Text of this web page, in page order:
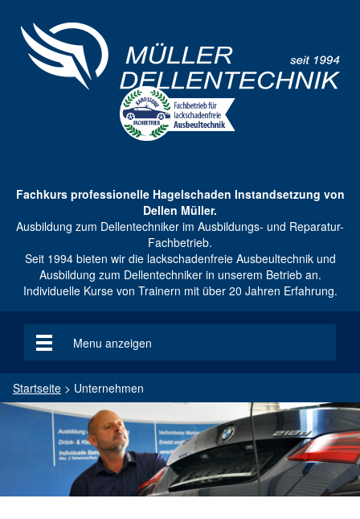
Fachkurs professionelle Hagelschaden Instandsetzung von
Dellen Müller.
Ausbildung zum Dellentechniker im Ausbildungs- und Reparatur-
Fachbetrieb.
Seit 1994 bieten wir die lackschadenfreie Ausbeultechnik und
Ausbildung zum Dellentechniker in unserem Betrieb an.
Individuelle Kurse von Trainern mit über 20 Jahren Erfahrung.
Menu anzeigen
Startseite > Unternehmen